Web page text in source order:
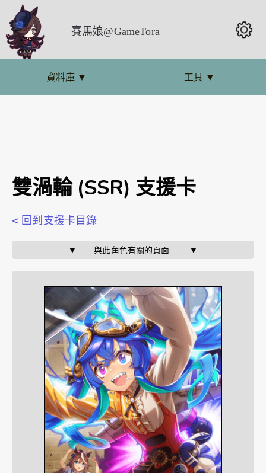
賽馬娘@GameTora
資料庫 ▼ 工具 ▼
雙渦輪 (SSR) 支援卡
< 回到支援卡目錄
▼       與此角色有關的頁面        ▼